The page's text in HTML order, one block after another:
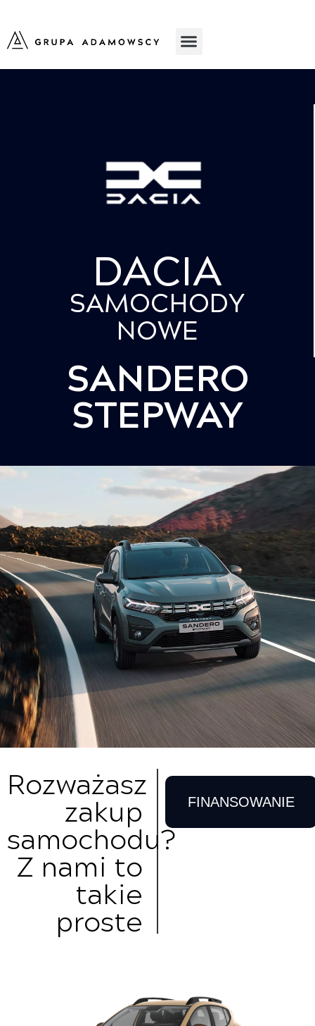
DACIA
SAMOCHODY
NOWE
SANDERO
STEPWAY
Rozważasz
zakup
samochodu?
Z nami to
takie
proste
FINANSOWANIE